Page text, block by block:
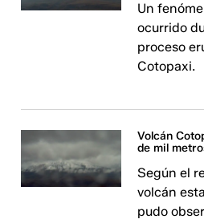
Un
ocurrido
proceso
Cotopaxi.
Volcán
de mil
Según el
volcán
pudo